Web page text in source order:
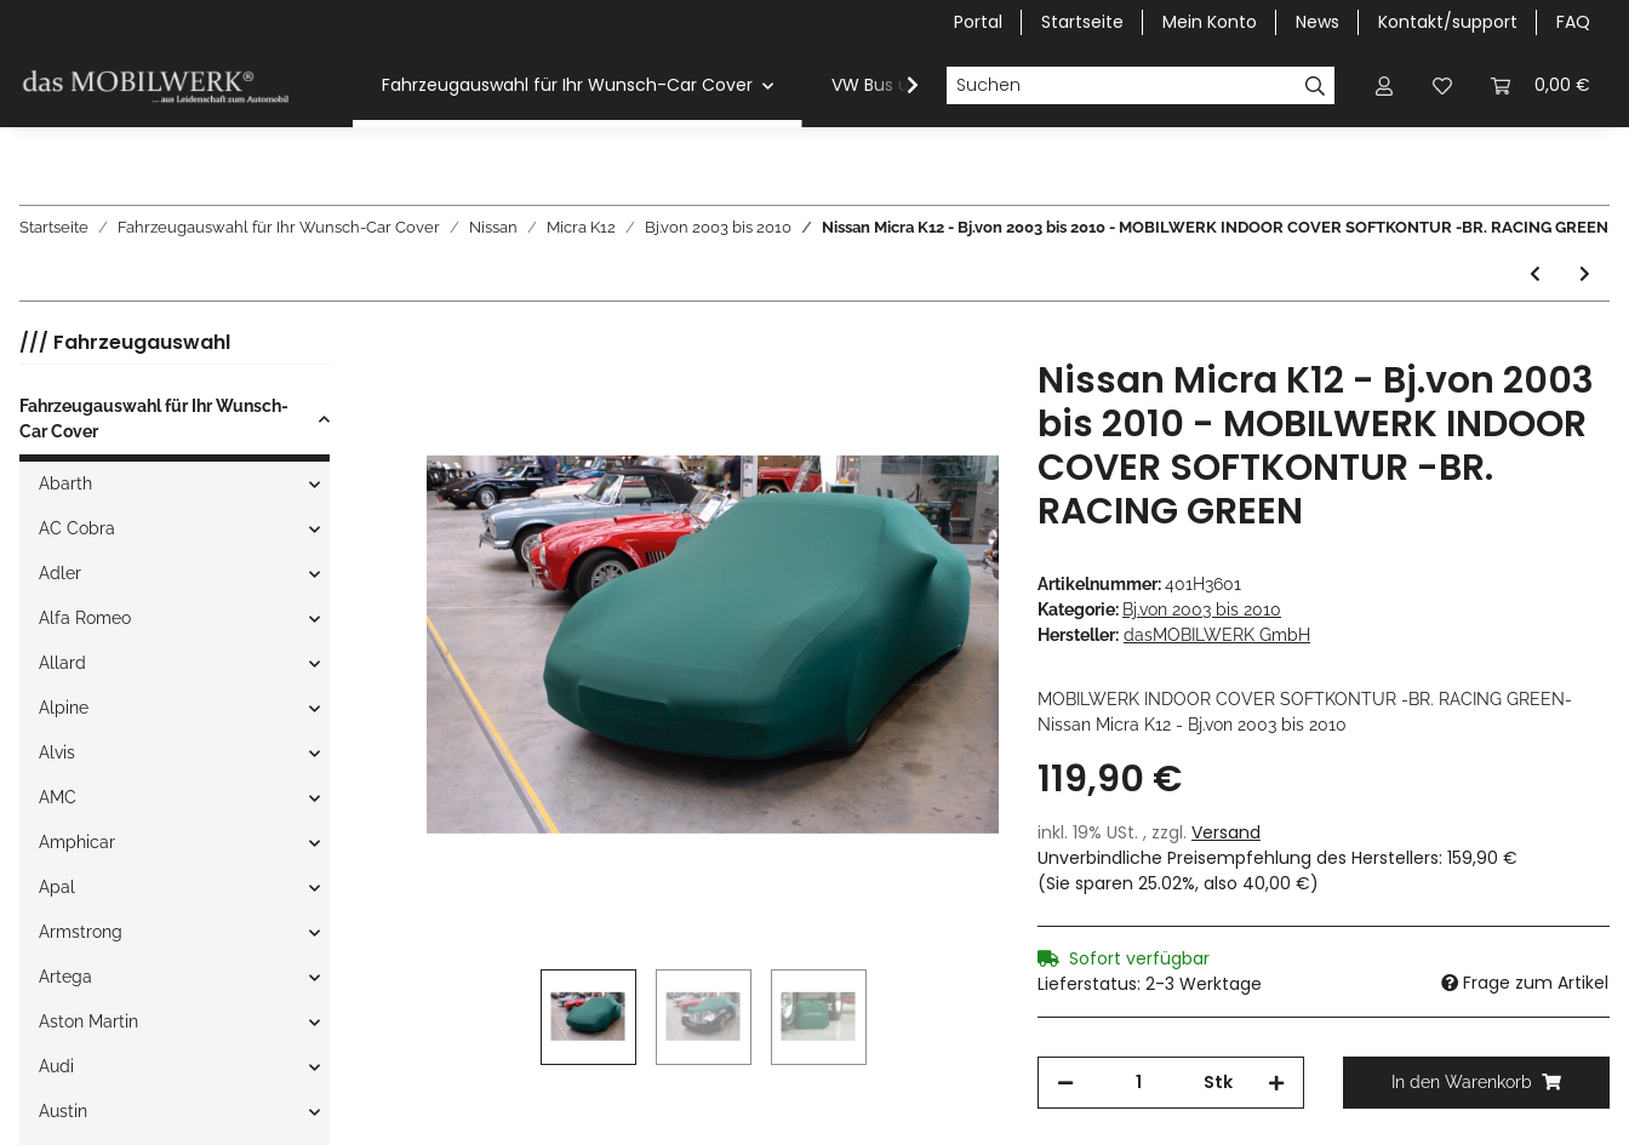
Portal Startseite Mein Konto News Kontakt/support FAQ
0,00 €
Fahrzeugauswahl für Ihr Wunsch-Car Cover VW Bus und Van Car Cover Halbgaragen / Kapuzen nach
Startseite Fahrzeugauswahl für Ihr Wunsch-Car Cover Nissan Micra K12 Bj.von 2003 bis 2010 Nissan Micra K12 - Bj.von 2003 bis 2010 - MOBILWERK INDOOR COVER SOFTKONTUR -BR. RACING GREEN
Nissan Micra K12 - Bj.von 2003
bis 2010 - MOBILWERK INDOOR
COVER SOFTKONTUR -BR.
RACING GREEN
Artikelnummer:401H3601
Kategorie: Bj.von 2003 bis 2010
Hersteller: dasMOBILWERK GmbH
MOBILWERK INDOOR COVER SOFTKONTUR -BR. RACING GREEN-
Nissan Micra K12 - Bj.von 2003 bis 2010
119,90 €
inkl. 19% USt. , zzgl. Versand
Unverbindliche Preisempfehlung des Herstellers: 159,90 €
(Sie sparen 25.02%, also 40,00 €)
Sofort verfügbar
Lieferstatus: 2-3 Werktage
Frage zum Artikel
Stk In den Warenkorb
/// Fahrzeugauswahl
Fahrzeugauswahl für Ihr Wunsch-
Car Cover
Abarth
AC Cobra
Adler
Alfa Romeo
Allard
Alpine
Alvis
AMC
Amphicar
Apal
Armstrong
Artega
Aston Martin
Audi
Austin